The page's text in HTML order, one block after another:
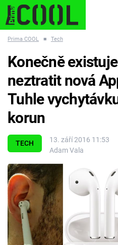
ESCAPE PLNEJ KOTEL
Témata
Filmy
Seriály
Hry
Cool Esport
Prima COOL ■ Tech
TECH
13. září 2016 11:53
Adam Vala
Konečně
neztratit nová
Tuhle
korun